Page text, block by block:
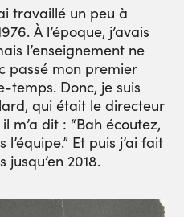
travaillé un peu à
À l’époque, j’avais
l’enseignement ne
passé mon premier
temps. Donc, je suis
qui était le directeur
m’a dit : “Bah écoutez,
Et puis j’ai fait
2018.